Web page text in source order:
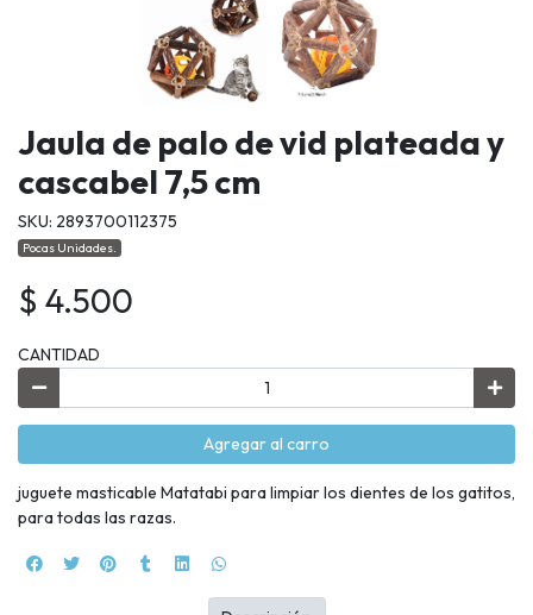
Jaula de palo de vid plateada y
cascabel 7,5 cm
SKU: 2893700112375
Pocas Unidades.
$ 4.500
CANTIDAD
Agregar al carro
juguete masticable Matatabi para limpiar los dientes de los gatitos,
para todas las razas.